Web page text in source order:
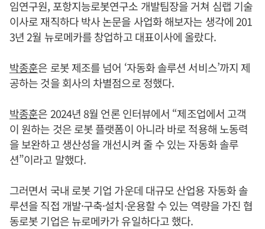
임연구원, 포항지능로봇연구소 개발팀장을 거쳐 심랩 기술
이사로 재직하다 박사 논문을 사업화 해보자는 생각에 201
3년 2월 뉴로메카를 창업하고 대표이사에 올랐다.
박종훈은 로봇 제조를 넘어 ‘자동화 솔루션 서비스’까지 제
공하는 것을 회사의 차별점으로 정했다.
박종훈은 2024년 8월 언론 인터뷰에서 “제조업에서 고객
이 원하는 것은 로봇 플랫폼이 아니라 바로 적용해 노동력
을 보완하고 생산성을 개선시켜 줄 수 있는 자동화 솔루
션”이라고 말했다.
그러면서 국내 로봇 기업 가운데 대규모 산업용 자동화 솔
루션을 직접 개발·구축·설치·운용할 수 있는 역량을 가진 협
동로봇 기업은 뉴로메카가 유일하다고 했다.